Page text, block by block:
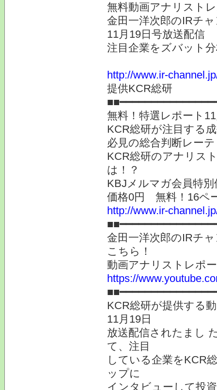
無料動画アナリスト
金田一洋次郎のIRチ
11月19日号放送配信
注目企業をズバット
http://www.ir-
提供KCR総研
無料！特選レポート
KCR総研が注目する
必見の総合判断レー
KCR総研のアナリス
は！？
KBJメルマガ会員特別
価格0円 無料！16ペ
http://www.ir-
金田一洋次郎のIRチ
こちら！
動画アナリストレポ
https://
KCR総研が提供する
11月19日
放送配信されたまし
て、注目
している企業をKCR
ップに
インタビューして投